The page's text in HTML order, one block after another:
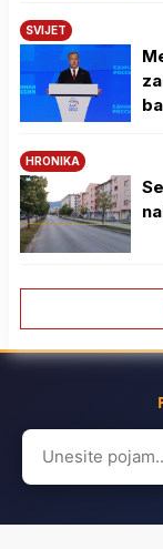
SVIJET
HRONIKA
Search
for: